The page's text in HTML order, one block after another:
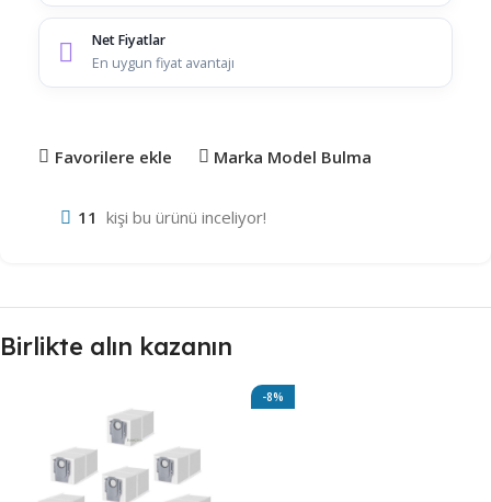
Net Fiyatlar
En uygun fiyat avantajı
Favorilere ekle Marka Model Bulma
11 kişi bu ürünü inceliyor!
Birlikte alın kazanın
-8%